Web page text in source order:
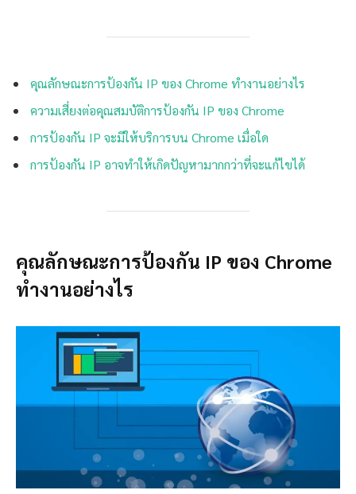
คุณลักษณะการป้องกัน IP ของ Chrome ทำงานอย่างไร
ความเสี่ยงต่อคุณสมบัติการป้องกัน IP ของ Chrome
การป้องกัน IP จะมีให้บริการบน Chrome เมื่อใด
การป้องกัน IP อาจทำให้เกิดปัญหามากกว่าที่จะแก้ไขได้
คุณลักษณะการป้องกัน IP ของ Chrome
ทำงานอย่างไร